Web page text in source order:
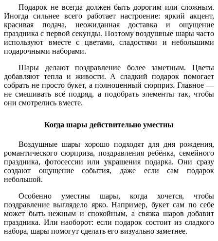
Подарок не всегда должен быть дорогим или сложным.
Иногда сильнее всего работает настроение: яркий акцент,
красивая подача, неожиданная доставка и ощущение
праздника с первой секунды. Поэтому воздушные шары часто
используют вместе с цветами, сладостями и небольшими
подарочными наборами.
Шары делают поздравление более заметным. Цветы
добавляют тепла и живости. А сладкий подарок помогает
собрать не просто букет, а полноценный сюрприз. Главное —
не смешивать всё подряд, а подобрать элементы так, чтобы
они смотрелись вместе.
Когда шары действительно уместны
Воздушные шары хорошо подходят для дня рождения,
романтического сюрприза, поздравления ребёнка, семейного
праздника, фотосессии или украшения подарка. Они сразу
создают ощущение события, даже если сам подарок
небольшой.
Особенно уместны шары, когда хочется, чтобы
поздравление выглядело ярко. Например, букет сам по себе
может быть нежным и спокойным, а связка шаров добавит
праздника. Или наоборот: если подарок состоит из сладкого
набора, шары помогут сделать его визуально заметнее.